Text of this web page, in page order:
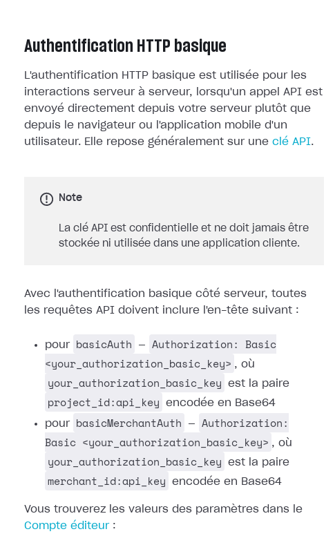
Authentification HTTP basique
L'authentification HTTP basique est utilisée pour les
interactions serveur à serveur, lorsqu'un appel API est
envoyé directement depuis votre serveur plutôt que
depuis le navigateur ou l'application mobile d'un
utilisateur. Elle repose généralement sur une clé API.
Note
La clé API est confidentielle et ne doit jamais être
stockée ni utilisée dans une application cliente.
Avec l'authentification basique côté serveur, toutes
les requêtes API doivent inclure l'en-tête suivant :
pour basicAuth —
Authorization: Basic
<your_authorization_basic_key> , où
your_authorization_basic_key est la paire
project_id:api_key
encodée en Base64
pour basicMerchantAuth —
Authorization:
Basic <your_authorization_basic_key> , où
your_authorization_basic_key est la paire
merchant_id:api_key encodée en Base64
Vous trouverez les valeurs des paramètres dans le
Compte éditeur: